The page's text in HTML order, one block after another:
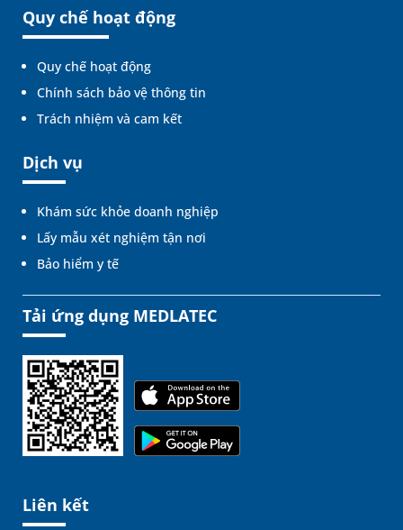
Quy chế hoạt động
Quy chế hoạt động
Chính sách bảo vệ thông tin
Trách nhiệm và cam kết
Dịch vụ
Khám sức khỏe doanh nghiệp
Lấy mẫu xét nghiệm tận nơi
Bảo hiểm y tế
Tải ứng dụng MEDLATEC
Liên kết